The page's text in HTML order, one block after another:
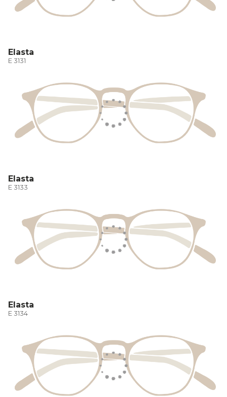
Elasta
E 3131
Elasta
E 3133
Elasta
E 3134